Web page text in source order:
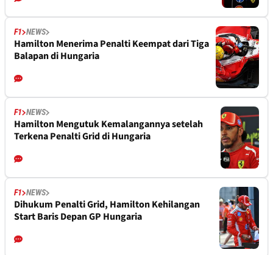
F1 NEWS
Hamilton Menerima Penalti Keempat dari Tiga
Balapan di Hungaria
F1 NEWS
Hamilton Mengutuk Kemalangannya setelah
Terkena Penalti Grid di Hungaria
F1 NEWS
Dihukum Penalti Grid, Hamilton Kehilangan
Start Baris Depan GP Hungaria